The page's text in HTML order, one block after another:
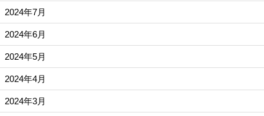
2024年7月
2024年6月
2024年5月
2024年4月
2024年3月